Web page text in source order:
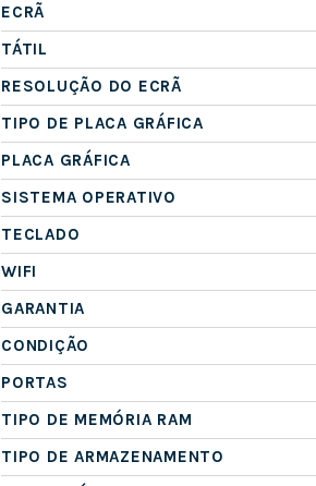
ECRÃ
TÁTIL
RESOLUÇÃO DO ECRÃ
TIPO DE PLACA GRÁFICA
PLACA GRÁFICA
SISTEMA OPERATIVO
TECLADO
WIFI
GARANTIA
CONDIÇÃO
PORTAS
TIPO DE MEMÓRIA RAM
TIPO DE ARMAZENAMENTO